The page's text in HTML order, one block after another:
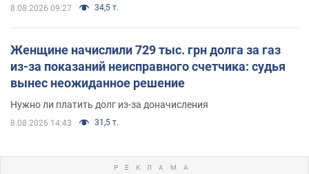
8.08.2026 09:27 34,5 т.
Женщине начислили 729 тыс. грн долга за газ
из-за показаний неисправного счетчика: судья
вынес неожиданное решение
Нужно ли платить долг из-за доначисления
8.08.2026 14:43 31,5 т.